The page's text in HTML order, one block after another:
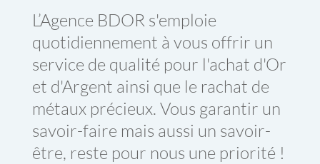
L’Agence BDOR s'emploie
quotidiennement à vous offrir un
service de qualité pour l'achat d'Or
et d'Argent ainsi que le rachat de
métaux précieux. Vous garantir un
savoir-faire mais aussi un savoir-
être, reste pour nous une priorité !